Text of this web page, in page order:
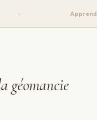
›
géomancie